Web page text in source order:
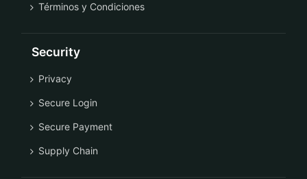
Términos y Condiciones
Security
Privacy
Secure Login
Secure Payment
Supply Chain